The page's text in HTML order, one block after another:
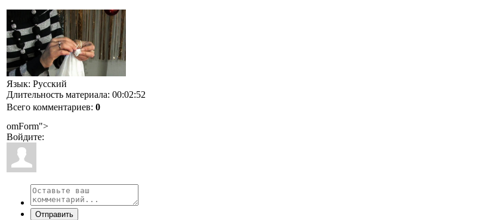
Язык: Русский
Длительность материала: 00:02:52
Всего комментариев: 0
omForm">
Войдите:
Отправить